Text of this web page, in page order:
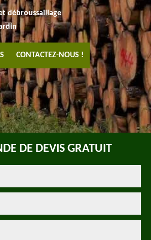
débroussaillage
CONTACTEZ-NOUS !
DE DEVIS GRATUIT